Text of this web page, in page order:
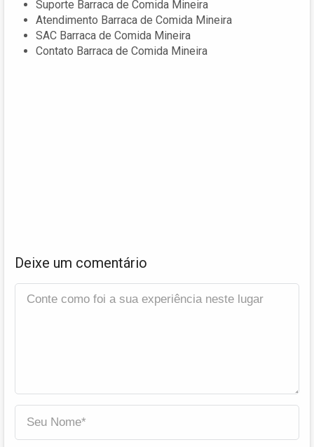
Suporte Barraca de Comida Mineira
Atendimento Barraca de Comida Mineira
SAC Barraca de Comida Mineira
Contato Barraca de Comida Mineira
Deixe um comentário